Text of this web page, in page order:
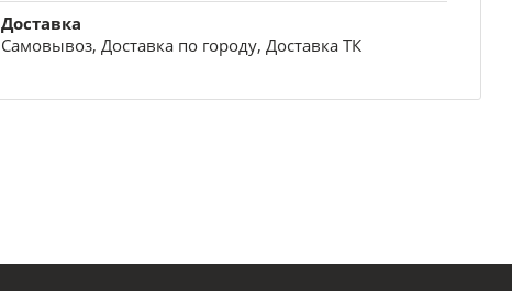
Доставка
Самовывоз, Доставка по городу, Доставка ТК